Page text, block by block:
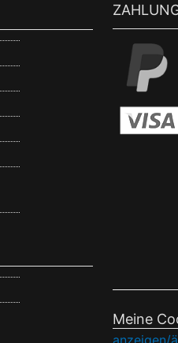
Meine
anzeigen/